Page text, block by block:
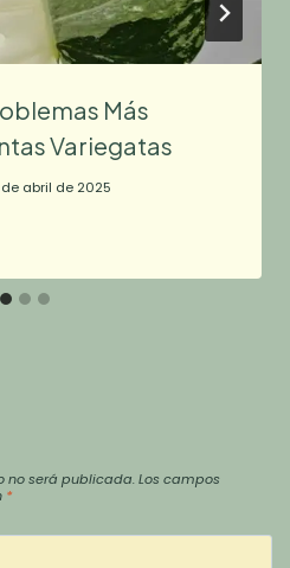
Más
Variegatas
de abril de 2025
no será publicada. Los campos
*